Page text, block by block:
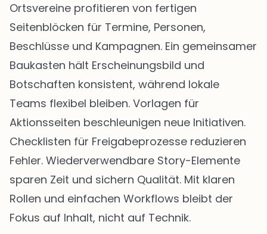
Ortsvereine profitieren von fertigen
Seitenblöcken für Termine, Personen,
Beschlüsse und Kampagnen. Ein gemeinsamer
Baukasten hält Erscheinungsbild und
Botschaften konsistent, während lokale
Teams flexibel bleiben. Vorlagen für
Aktionsseiten beschleunigen neue Initiativen.
Checklisten für Freigabeprozesse reduzieren
Fehler. Wiederverwendbare Story-Elemente
sparen Zeit und sichern Qualität. Mit klaren
Rollen und einfachen Workflows bleibt der
Fokus auf Inhalt, nicht auf Technik.